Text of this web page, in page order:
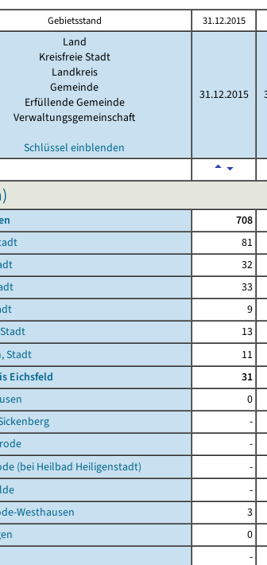
Gebietsstand 31.12.2015
Land
Kreisfreie Stadt
Landkreis
Gemeinde
Erfüllende Gemeinde
Verwaltungsgemeinschaft
Schlüssel einblenden
31.12.2015
708
81
32
33
9
13
Stadt
11
Eichsfeld
31
0
-
-
(bei Heilbad Heiligenstadt)
-
-
Westhausen
3
0
-